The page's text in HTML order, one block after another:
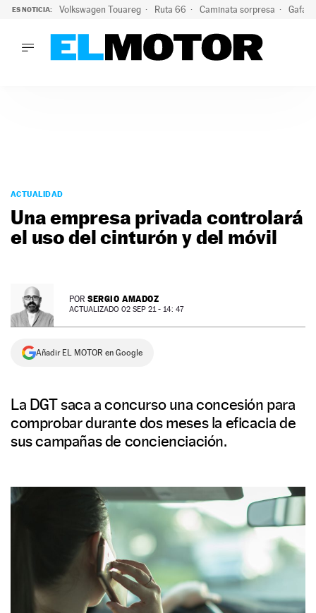
ES NOTICIA: Volkswagen Touareg Ruta 66 Caminata sorpresa Gafas
PODCAST
MOTOS
TECNOLOGÍA
PREMIOS
SERVICIOS
ACTUALIDAD
Una empresa privada controlará
el uso del cinturón y del móvil
POR SERGIO AMADOZ
ACTUALIZADO 02 SEP 21 - 14: 47
Añadir EL MOTOR en Google
La DGT saca a concurso una concesión para
comprobar durante dos meses la eficacia de
sus campañas de concienciación.